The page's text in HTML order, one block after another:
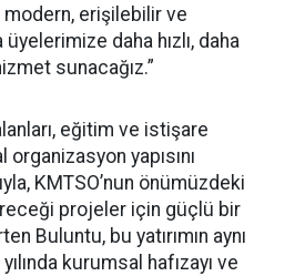
modern, erişilebilir ve
daha hızlı, daha
sunacağız.”
eğitim ve istişare
yapısını
KMTSO’nun önümüzdeki
projeler için güçlü bir
Buluntu, bu yatırımın aynı
kurumsal hafızayı ve